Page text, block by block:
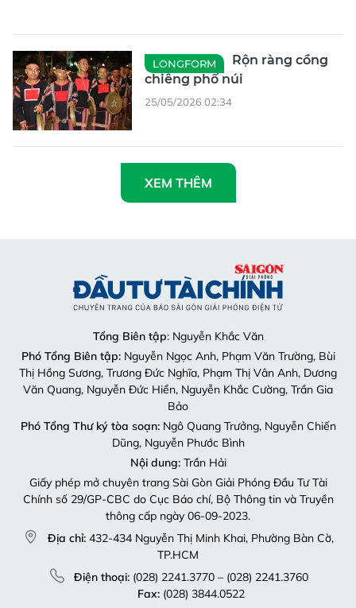
LONGFORM
Rộn ràng cồng
chiêng phố núi
25/05/2026 02:34
XEM THÊM
Tổng Biên tập: Nguyễn Khắc Văn
Phó Tổng Biên tập:Nguyễn Ngọc Anh, Phạm Văn Trường, Bùi
Thị Hồng Sương, Trương Đức Nghĩa, Phạm Thị Vân Anh, Dương
Văn Quang, Nguyễn Đức Hiển, Nguyễn Khắc Cường, Trần Gia
Bảo
Phó Tổng Thư ký tòa soạn:Ngô Quang Trưởng, Nguyễn Chiến
Dũng, Nguyễn Phước Bình
Nội dung:Trần Hải
Giấy phép mở chuyên trang Sài Gòn Giải Phóng Đầu Tư Tài
Chính số 29/GP-CBC do Cục Báo chí, Bộ Thông tin và Truyền
thông cấp ngày 06-09-2023.
Địa chỉ: 432-434 Nguyễn Thị Minh Khai, Phường Bàn Cờ,
TP.HCM
Điện thoại:(028) 2241.3770 – (028) 2241.3760
Fax:(028) 3844.0522